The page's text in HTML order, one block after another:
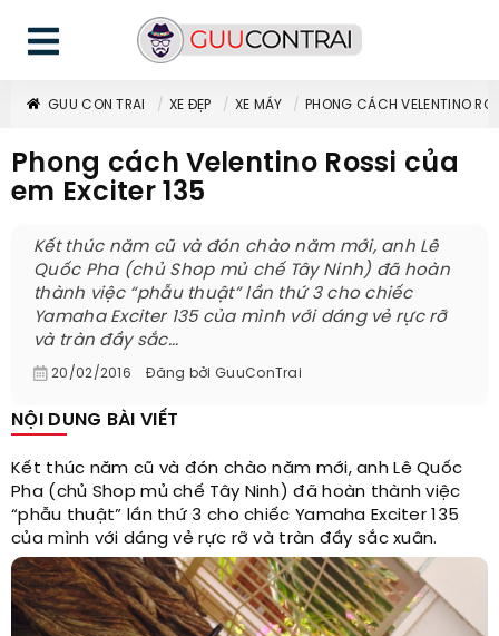
GUU CON TRAI XE ĐẸP XE MÁY PHONG CÁCH VELENTINO
Phong cách Velentino Rossi của
em Exciter 135
Kết thúc năm cũ và đón chào năm mới, anh Lê
Quốc Pha (chủ Shop mủ chế Tây Ninh) đã hoàn
thành việc “phẫu thuật” lần thứ 3 cho chiếc
Yamaha Exciter 135 của mình với dáng vẻ rực rỡ
và tràn đầy sắc...
20/02/2016 Đăng bởi GuuConTrai
NỘI DUNG BÀI VIẾT
Kết thúc năm cũ và đón chào năm mới, anh Lê Quốc
Pha (chủ Shop mủ chế Tây Ninh) đã hoàn thành việc
“phẫu thuật” lần thứ 3 cho chiếc Yamaha Exciter 135
của mình với dáng vẻ rực rỡ và tràn đầy sắc xuân.